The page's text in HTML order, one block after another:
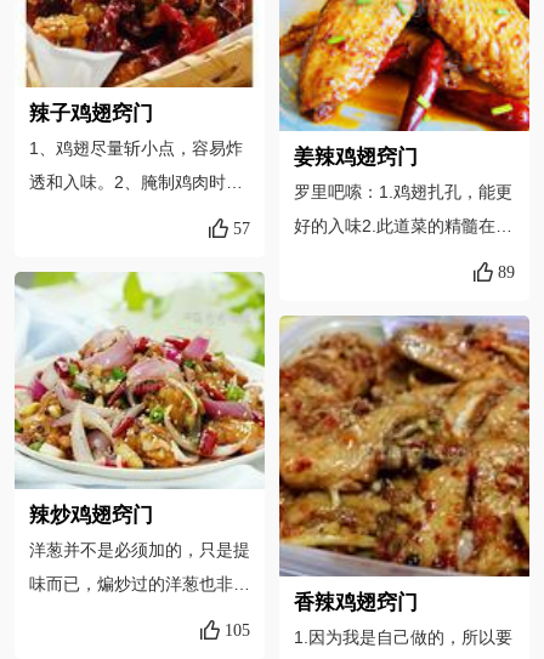
辣子鸡翅窍门
1、鸡翅尽量斩小点，容易炸
透和入味。2、腌制鸡肉时盐
要一次加够，炒的时候不再加
有空炸锅可用油炸，第一次炸
透后再复炸一次，使鸡翅酥
脆。4、炒的时候烹入料酒可
以使各种调料的味道更融合并
且入味。5、熟芝麻稍捣碎或
者擀碎点洒上去更香。
57
辣炒鸡翅窍门
洋葱并不是必须加的，只是提
味而已，煸炒过的洋葱也非常
香好吃！可以换成大葱白或者
105
姜辣鸡翅窍门
罗里吧嗦：1.鸡翅扎孔，能更
好的入味2.此道菜的精髓在于
浓郁的姜香和辣香，极其开
3.一定要把汤汁收到非常浓
郁，让所有的姜辣味全部进入
鸡翅中4.剩下的汤汁个姜片辣
椒可以反复利用，每次加入新
鲜的姜片和辣椒，次数做的越
多，味道越浓烈
89
香辣鸡翅窍门
1.因为我是自己做的，所以要